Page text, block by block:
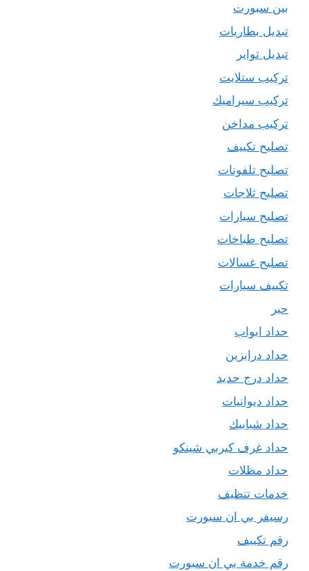
بين سبورت
تبديل بطاريات
تبديل تواير
تركيب ستلايت
تركيب سيراميك
تركيب مداخن
تصليح تكييف
تصليح تلفونات
تصليح ثلاجات
تصليح سيارات
تصليح طباخات
تصليح غسالات
تكييف سيارات
حبر
حداد ابواب
حداد درابزين
حداد درج حديد
حداد ديوانيات
حداد شبابيك
حداد غرف كيربي شينكو
حداد مظلات
خدمات تنظيف
رسيفر بي ان سبورت
رقم تكييف
رقم خدمة بي ان سبورت